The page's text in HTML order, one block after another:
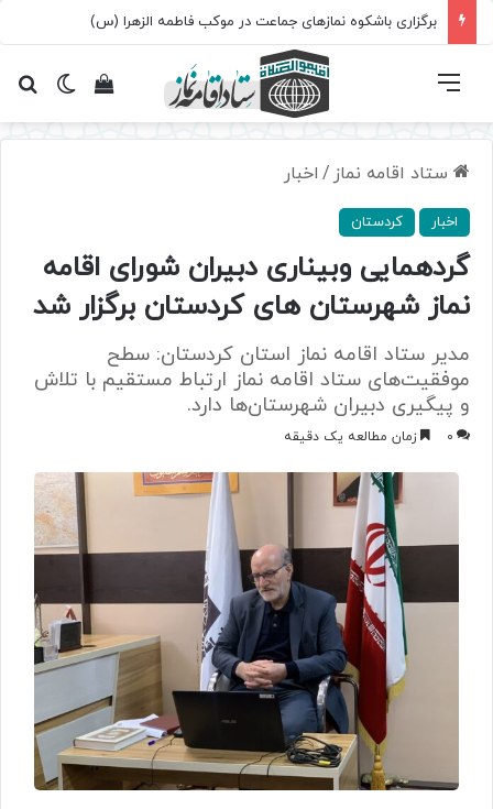
برگزاری باشکوه نمازهای جماعت در موکب فاطمه الزهرا (س)
تغییرمشاهده فهرست
ستاد اقامه نماز / اخبار
اخبار کردستان
گردهمایی وبیناری دبیران شورای اقامه
نماز شهرستان های کردستان برگزار شد
مدیر ستاد اقامه نماز استان کردستان: سطح
موفقیت‌های ستاد اقامه نماز ارتباط مستقیم با تلاش
و پیگیری دبیران شهرستان‌ها دارد.
0 زمان مطالعه یک دقیقه